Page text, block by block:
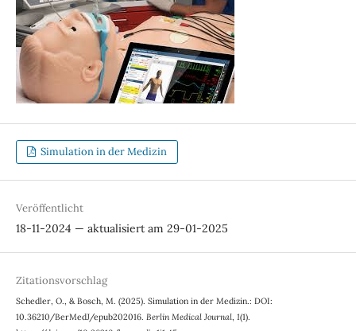
Simulation in der Medizin
Veröffentlicht
18-11-2024 — aktualisiert am 29-01-2025
Zitationsvorschlag
Schedler, O., & Bosch, M. (2025). Simulation in der Medizin.: DOI:
10.36210/BerMedJ/epub202016. Berlin Medical Journal, 1(1).